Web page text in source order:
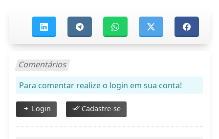
Comentários
Para comentar realize o login em sua conta!
Login Cadastre-se